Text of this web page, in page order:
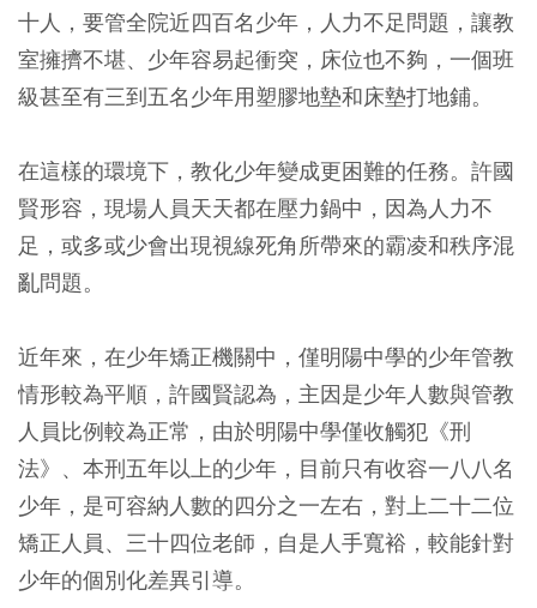
十人，要管全院近四百名少年，人力不足問題，讓教
室擁擠不堪、少年容易起衝突，床位也不夠，一個班
級甚至有三到五名少年用塑膠地墊和床墊打地鋪。
在這樣的環境下，教化少年變成更困難的任務。許國
賢形容，現場人員天天都在壓力鍋中，因為人力不
足，或多或少會出現視線死角所帶來的霸凌和秩序混
亂問題。
近年來，在少年矯正機關中，僅明陽中學的少年管教
情形較為平順，許國賢認為，主因是少年人數與管教
人員比例較為正常，由於明陽中學僅收觸犯《刑
法》、本刑五年以上的少年，目前只有收容一八八名
少年，是可容納人數的四分之一左右，對上二十二位
矯正人員、三十四位老師，自是人手寬裕，較能針對
少年的個別化差異引導。